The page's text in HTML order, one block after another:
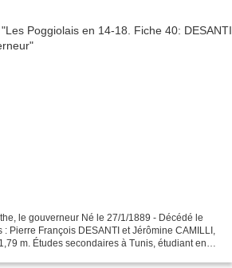
le gouverneur Né le 27/1/1889 - Décédé le
Pierre François DESANTI et Jérômine CAMILLI,
m. Études secondaires à Tunis, étudiant en